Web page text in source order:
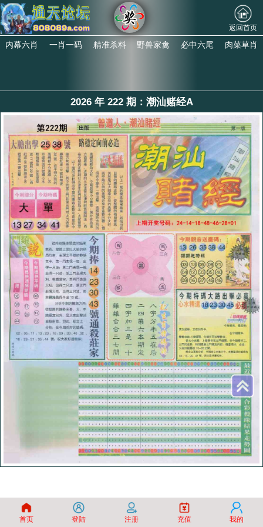
返回首页
内幕六肖 一肖一码 精准杀料 野兽家禽 必中六尾 肉菜草肖
首页 登陆 注册 充值 我的
2026 年 222 期：潮汕赌经A